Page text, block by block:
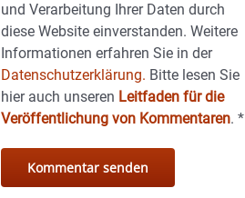
und Verarbeitung Ihrer Daten durch
diese Website einverstanden. Weitere
Informationen erfahren Sie in der
Datenschutzerklärung. Bitte lesen Sie
hier auch unseren Leitfaden für die
Veröffentlichung von Kommentaren.*